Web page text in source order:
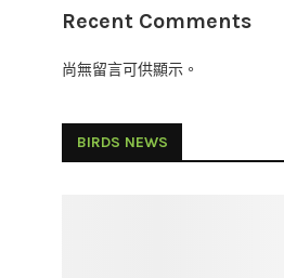
Recent Comments
尚無留言可供顯示。
BIRDS NEWS